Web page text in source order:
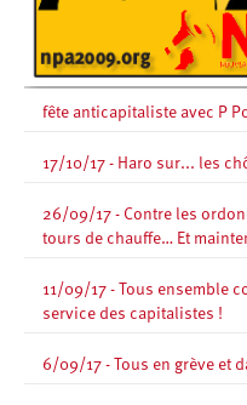
fête anticapitaliste avec P
17/10/17 - Haro sur... les
26/09/17 - Contre les
tours de chauffe… Et
11/09/17 - Tous ensemble
service des capitalistes !
6/09/17 - Tous en grève et